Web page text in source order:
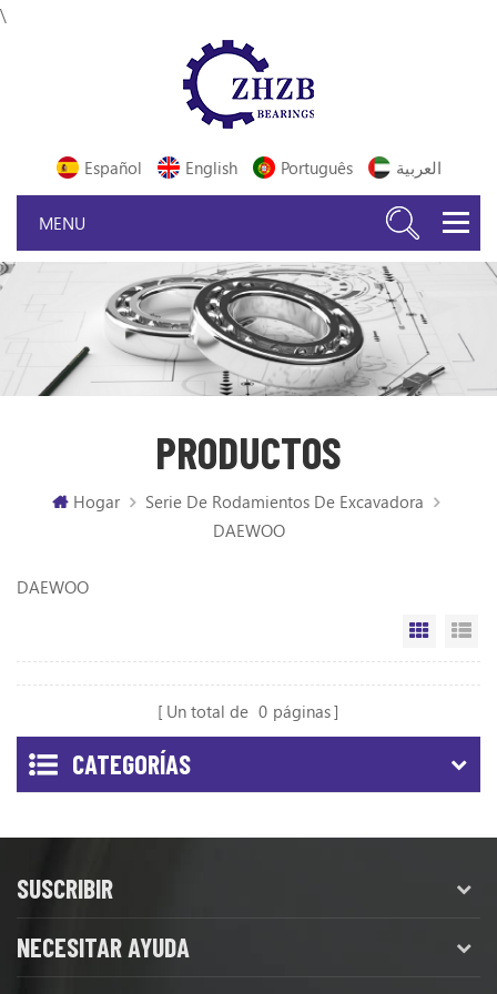
\
Español English Português العربية
PRODUCTOS
Hogar
Serie De Rodamientos De Excavadora
DAEWOO
DAEWOO
Vista
Un total de 0 páginas
CATEGORÍAS
SUSCRIBIR
NECESITAR AYUDA